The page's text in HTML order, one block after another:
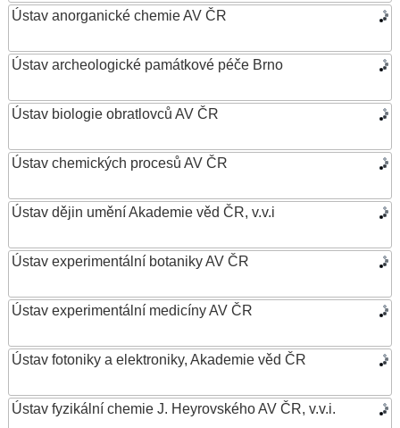
Ústav anorganické chemie AV ČR
Ústav archeologické památkové péče Brno
Ústav biologie obratlovců AV ČR
Ústav chemických procesů AV ČR
Ústav dějin umění Akademie věd ČR, v.v.i
Ústav experimentální botaniky AV ČR
Ústav experimentální medicíny AV ČR
Ústav fotoniky a elektroniky, Akademie věd ČR
Ústav fyzikální chemie J. Heyrovského AV ČR, v.v.i.